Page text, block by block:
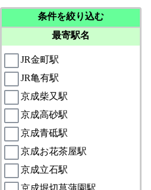
条件を絞り込む
最寄駅名
JR金町駅
JR亀有駅
京成柴又駅
京成高砂駅
京成青砥駅
京成お花茶屋駅
京成立石駅